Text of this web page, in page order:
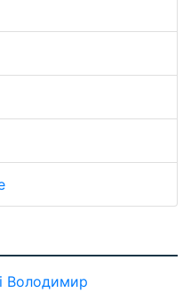
Володимир